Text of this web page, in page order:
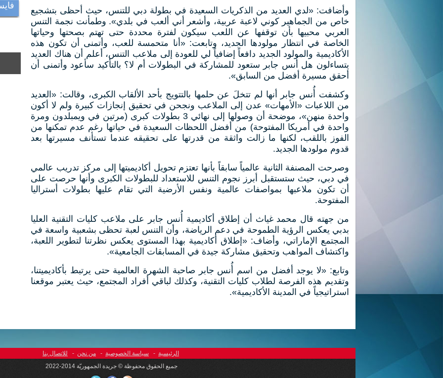
وأضافت: «لدي العديد من الذكريات السعيدة في بطولة دبي للتنس، حيث أحظى بتشجيع
خاص من الجماهير كوني لاعبة عربية، وأشعر أني ألعب في بلدي». وطمأنت نجمة التنس
العربي محبيها بأن توقفها عن اللعب سيكون لفترة محددة حتى تهتم بصحتها وحياتها
الخاصة في انتظار مولودها الجديد، وتابعت: «أنا متحمسة للعب، وأتمنى أن تكون هذه
الأكاديمية والمولود الجديد دافعاً إضافياً لي للعودة إلى ملاعب التنس، أعلم أن هناك العديد
يتساءلون هل أُنس جابر ستعود للمشاركة في البطولات أم لا؟ بالتأكيد سأعود وأتمنى أن
أحقق مسيرة أفضل من السابق».
وكشفت أُنس جابر أنها لم تتخلَ عن حلمها بالتتويج بأحد الألقاب الكبرى، وقالت: «العديد
من اللاعبات «الأمهات» عدن إلى الملاعب ونجحن في تحقيق إنجازات كبيرة ولم لا أكون
واحدة منهن»، موضحة أن وصولها إلى نهائي 3 بطولات كبرى (مرتين في ويمبلدون ومرة
واحدة في أمريكا المفتوحة) من أفضل اللحظات السعيدة في حياتها رغم عدم تمكنها من
الفوز باللقب، لكنها ما زالت واثقة من قدرتها على تحقيقه عندما تستأنف مسيرتها بعد
قدوم مولودها الجديد.
وصرحت المصنفة الثانية عالمياً سابقاً بأنها تعتزم تحويل أكاديميتها إلى مركز تدريب عالمي
في دبي، حيث ستستقبل أبرز نجوم التنس للاستعداد للبطولات الكبرى وأنها حرصت على
أن تكون ملاعبها بمواصفات عالمية ونفس الأرضية التي تقام عليها بطولات أستراليا
المفتوحة.
من جهته قال محمد غياث أن إطلاق أكاديمية أُنس جابر على ملاعب كليات التقنية العليا
بدبي يعكس الرؤية الطموحة في دعم الرياضة، وأن التنس لعبة تحظى بشعبية واسعة في
المجتمع الإماراتي، وأضاف: «إطلاق أكاديمية بهذا المستوى يعكس نظرتنا لتطوير اللعبة،
واكتشاف المواهب وتحقيق مشاركة جيدة في المسابقات الجامعية».
وتابع: «لا يوجد أفضل من اسم أُنس جابر صاحبة الشهرة العالمية حتى يرتبط بأكاديميتنا،
وتقديم هذه الفرصة لطلاب كليات التقنية، وكذلك لباقي أفراد المجتمع، حيث يعتبر موقعنا
استراتيجياً في المدينة الأكاديمية».
الرئيسية - سياسة الخصوصية - من نحن -
للاتصال بنا
جميع الحقوق محفوظة © جريدة الجمهوريّة 2014-2022